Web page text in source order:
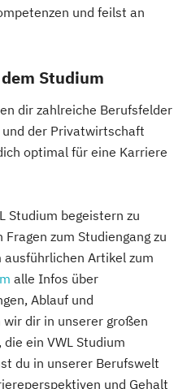
und feilst an
Studium
dir zahlreiche Berufsfelder
der Privatwirtschaft
optimal für eine Karriere
Studium begeistern zu
zum Studiengang zu
Artikel zum
alle Infos über
Ablauf und
dir in unserer großen
ein VWL Studium
du in unserer Berufswelt
und Gehalt